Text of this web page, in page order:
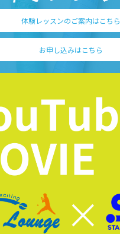
体験レッスンのご案内はこちら
お申し込みはこちら